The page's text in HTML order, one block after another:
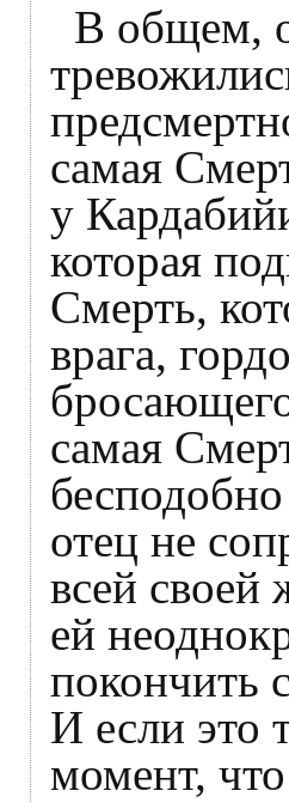
В общем,
самая
у
которая
Смерть,
врага,
самая
отец не
всей своей
ей
покончить
И если это
момент,